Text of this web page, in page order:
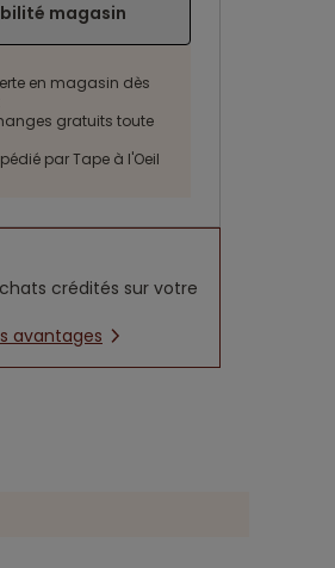
magasin
en magasin dès
gratuits toute
par Tape à l'Oeil
crédités sur votre
avantages